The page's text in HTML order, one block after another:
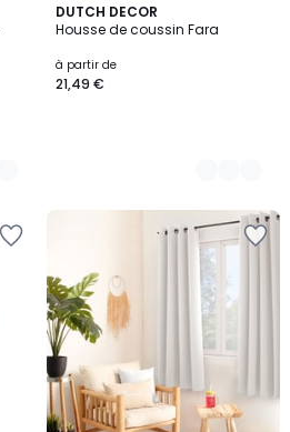
DUTCH DECOR
Housse de coussin Fara
à partir de
21,49 €
11
Couleurs